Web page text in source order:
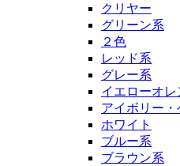
クリヤー
グリーン系
２色
レッド系
グレー系
イエローオレ
アイボリー
ホワイト
ブルー系
ブラウン系